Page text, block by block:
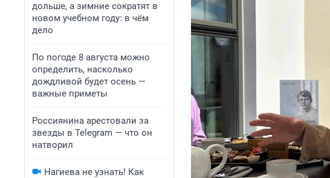
дольше, а зимние сократят в
новом учебном году: в чём
дело
По погоде 8 августа можно
определить, насколько
дождливой будет осень —
важные приметы
Россиянина арестовали за
звезды в Telegram — что он
натворил
Нагиева не узнать! Как